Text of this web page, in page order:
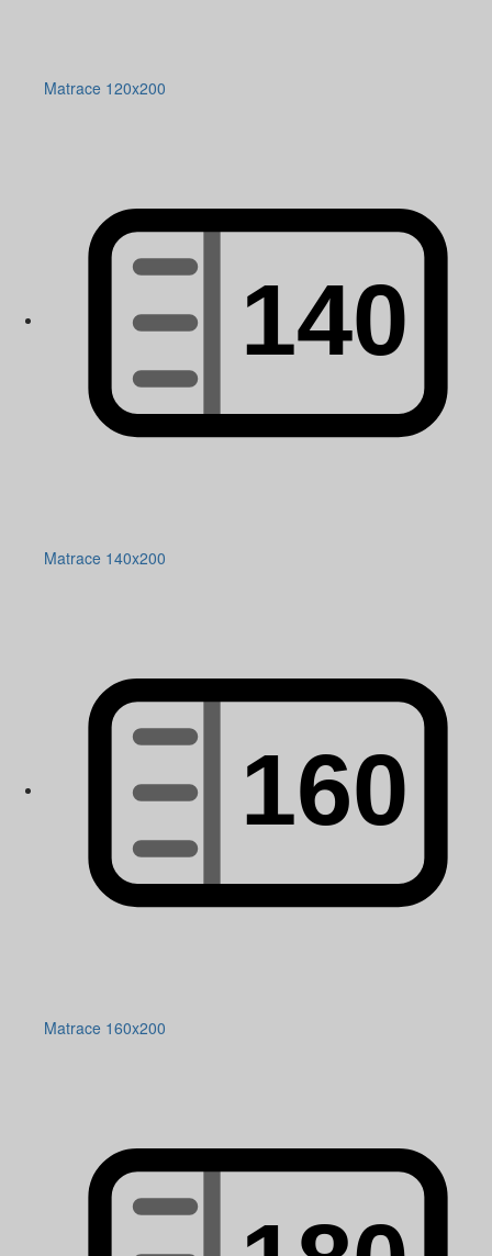
Matrace 120x200
Matrace 140x200
Matrace 160x200